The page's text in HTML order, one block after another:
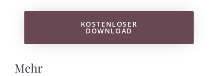
KOSTENLOSER
DOWNLOAD
Mehr